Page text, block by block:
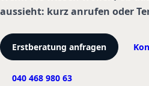
aussieht: kurz anrufen oder
Erstberatung anfragen
040 468 980 63